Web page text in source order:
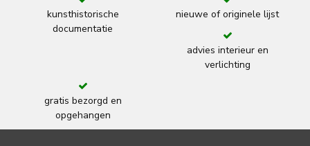
kunsthistorische
documentatie
nieuwe of originele lijst
advies interieur en
verlichting
gratis bezorgd en
opgehangen